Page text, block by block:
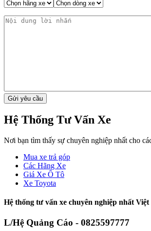
Hệ Thống Tư Vấn Xe
Nơi bạn tìm thấy sự chuyên nghiệp nhất cho
Mua xe trả góp
Các Hãng Xe
Giá Xe Ô Tô
Xe Toyota
Hệ thống tư vấn xe chuyên nghiệp nhất Việt
L/Hệ Quảng Cáo - 0825597777